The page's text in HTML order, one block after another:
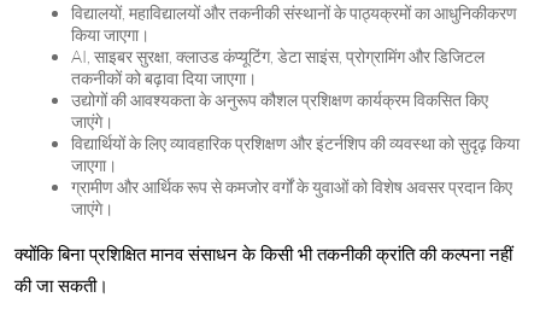
विद्यालयों, महाविद्यालयों और तकनीकी संस्थानों के पाठ्यक्रमों का आधुनिकीकरण
किया जाएगा।
AI, साइबर सुरक्षा, क्लाउड कंप्यूटिंग, डेटा साइंस, प्रोग्रामिंग और डिजिटल
तकनीकों को बढ़ावा दिया जाएगा।
उद्योगों की आवश्यकता के अनुरूप कौशल प्रशिक्षण कार्यक्रम विकसित किए
जाएंगे।
विद्यार्थियों के लिए व्यावहारिक प्रशिक्षण और इंटर्नशिप की व्यवस्था को सुदृढ़ किया
जाएगा।
ग्रामीण और आर्थिक रूप से कमजोर वर्गों के युवाओं को विशेष अवसर प्रदान किए
जाएंगे।
क्योंकि बिना प्रशिक्षित मानव संसाधन के किसी भी तकनीकी क्रांति की कल्पना नहीं
की जा सकती।